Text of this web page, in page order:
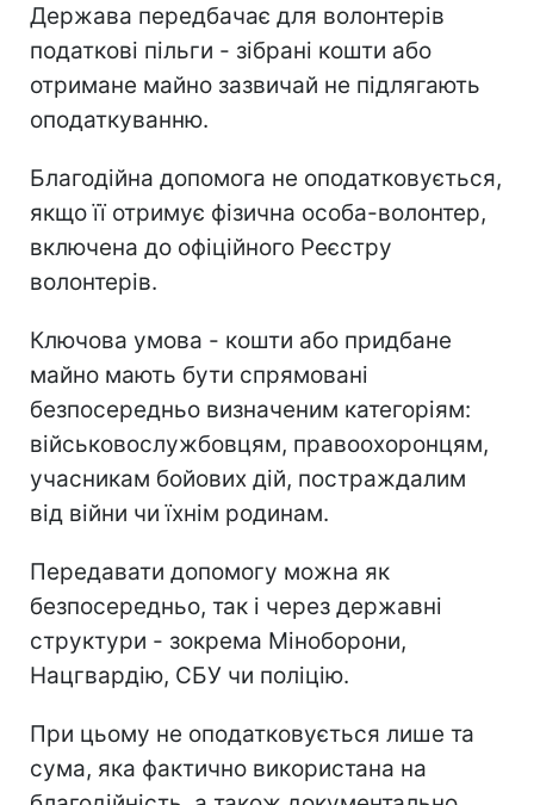
Держава передбачає для волонтерів
податкові пільги - зібрані кошти або
отримане майно зазвичай не підлягають
оподаткуванню.
Благодійна допомога не оподатковується,
якщо її отримує фізична особа-волонтер,
включена до офіційного Реєстру
волонтерів.
Ключова умова - кошти або придбане
майно мають бути спрямовані
безпосередньо визначеним категоріям:
військовослужбовцям, правоохоронцям,
учасникам бойових дій, постраждалим
від війни чи їхнім родинам.
Передавати допомогу можна як
безпосередньо, так і через державні
структури - зокрема Міноборони,
Нацгвардію, СБУ чи поліцію.
При цьому не оподатковується лише та
сума, яка фактично використана на